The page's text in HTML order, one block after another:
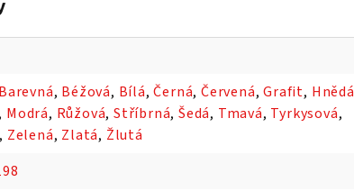
Barevná, Béžová, Bílá,Černá,Červená,Grafit, Hnědá
, Modrá, Růžová,Stříbrná,Šedá, Tmavá, Tyrkysová,
, Zelená, Zlatá, Žlutá